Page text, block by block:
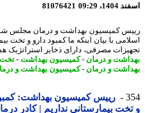
09:29
81076421
کمیسیون بهداشت و درمان مجلس شورای
با بیان اینکه ما کمبود دارو و تخت
مصرفی، دارای ذخایر استراتژیک
و درمان -کمیسیون بهداشت -تخت
و درمان -کمیسیون بهداشت و درمان
رییس کمیسیون بهداشت: کمبود
بیمارستانی نداریم | کادر درمان